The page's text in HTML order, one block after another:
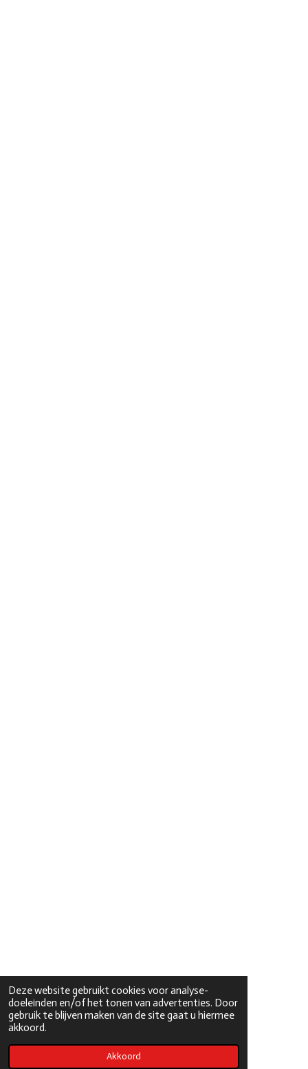
Deze website gebruikt cookies voor analyse-
doeleinden en/of het tonen van advertenties. Door
gebruik te blijven maken van de site gaat u hiermee
akkoord.
Akkoord